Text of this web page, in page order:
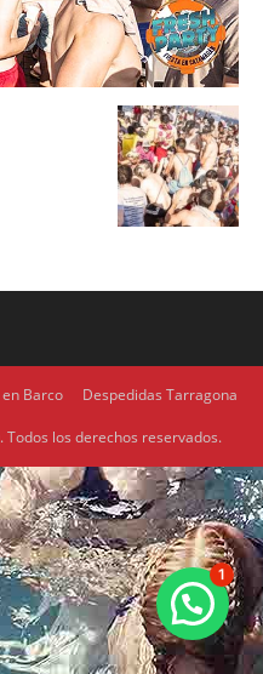
Barco Despedidas Tarragona
los derechos reservados.
1